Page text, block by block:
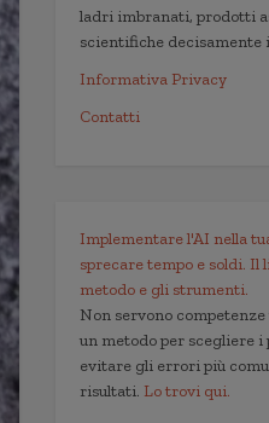
ladri imbranati, prodotti
scientifiche decisamente
Informativa Privacy
Contatti
Implementare l'AI nella
sprecare tempo e soldi. Il
metodo e gli strumenti.
Non servono
un metodo per scegliere
evitare gli errori più
risultati. Lo trovi qui.